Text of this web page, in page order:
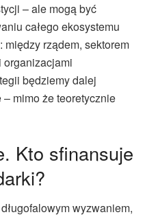
– ale mogą być
całego ekosystemu
rządem, sektorem
organizacjami
będziemy dalej
mimo że teoretycznie
Kto sfinansuje
wyzwaniem,